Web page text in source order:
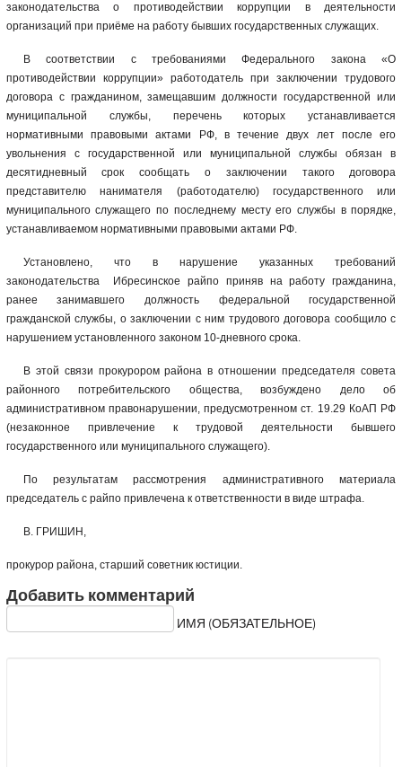
законодательства о противодействии коррупции в деятельности
организаций при приёме на работу бывших государственных служащих.
В соответствии с требованиями Федерального закона «О
противодействии коррупции» работодатель при заключении трудового
договора с гражданином, замещавшим должности государственной или
муниципальной службы, перечень которых устанавливается
нормативными правовыми актами РФ, в течение двух лет после его
увольнения с государственной или муниципальной службы обязан в
десятидневный срок сообщать о заключении такого договора
представителю нанимателя (работодателю) государственного или
муниципального служащего по последнему месту его службы в порядке,
устанавливаемом нормативными правовыми актами РФ.
Установлено, что в нарушение указанных требований
законодательства Ибресинское райпо приняв на работу гражданина,
ранее занимавшего должность федеральной государственной
гражданской службы, о заключении с ним трудового договора сообщило с
нарушением установленного законом 10-дневного срока.
В этой связи прокурором района в отношении председателя совета
районного потребительского общества, возбуждено дело об
административном правонарушении, предусмотренном ст. 19.29 КоАП РФ
(незаконное привлечение к трудовой деятельности бывшего
государственного или муниципального служащего).
По результатам рассмотрения административного материала
председатель с райпо привлечена к ответственности в виде штрафа.
В. ГРИШИН,
прокурор района, старший советник юстиции.
Добавить комментарий
ИМЯ (ОБЯЗАТЕЛЬНОЕ)